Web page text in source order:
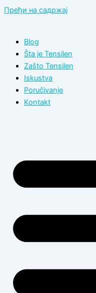
Пређи на садржај
Blog
Šta je Tensilen
Zašto Tensilen
Iskustva
Poručivanje
Kontakt